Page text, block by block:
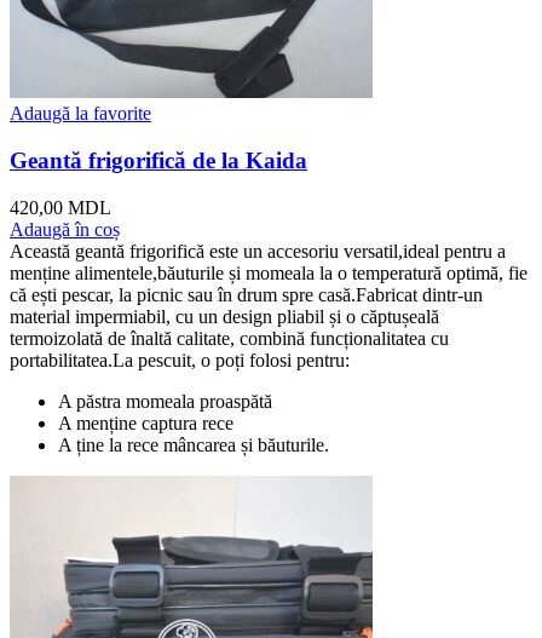
Adaugă la favorite
Geantă frigorifică de la Kaida
420,00 MDL
Adaugă în coș
Această geantă frigorifică este un accesoriu versatil,ideal pentru a
menține alimentele,băuturile și momeala la o temperatură optimă, fie
că ești pescar, la picnic sau în drum spre casă.Fabricat dintr-un
material impermiabil, cu un design pliabil și o căptușeală
termoizolată de înaltă calitate, combină funcționalitatea cu
portabilitatea.La pescuit, o poți folosi pentru:
A păstra momeala proaspătă
A menține captura rece
A ține la rece mâncarea și băuturile.